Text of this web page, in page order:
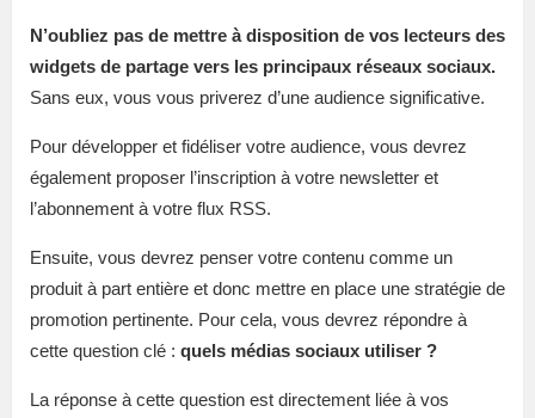
N’oubliez pas de mettre à disposition de vos lecteurs des
widgets de partage vers les principaux réseaux sociaux.
Sans eux, vous vous priverez d’une audience significative.
Pour développer et fidéliser votre audience, vous devrez
également proposer l’inscription à votre newsletter et
l’abonnement à votre flux RSS.
Ensuite, vous devrez penser votre contenu comme un
produit à part entière et donc mettre en place une stratégie de
promotion pertinente. Pour cela, vous devrez répondre à
cette question clé : quels médias sociaux utiliser ?
La réponse à cette question est directement liée à vos